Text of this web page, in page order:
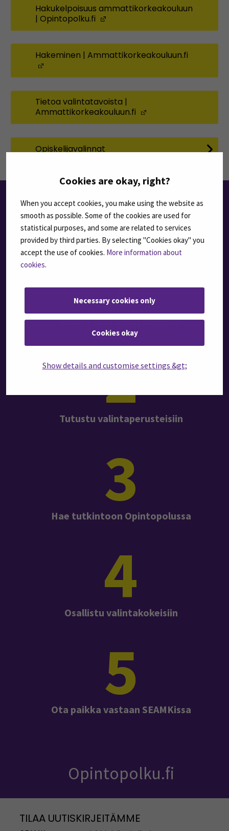
Cookies are okay, right?
When you accept cookies, you make using the website as
smooth as possible. Some of the cookies are used for
statistical purposes, and some are related to services
provided by third parties. By selecting "Cookies okay" you
accept the use of cookies. More information about
cookies.
Necessary cookies only
Cookies okay
Show details and customise settings &gt;
Hakukelpoisuus ammattikorkeakouluun
| Opintopolku.fi
Hakeminen | Ammattikorkeakouluun.fi
Tietoa valintatavoista |
Ammattikorkeakouluun.fi
Opiskelijavalinnat
NÄIN HAET SEAMKIIN
1
Valitse haluamasi tutkinto
2
Tutustu valintaperusteisiin
3
Hae tutkintoon Opintopolussa
4
Osallistu valintakokeisiin
5
Ota paikka vastaan SEAMKissa
Opintopolku.fi
TILAA UUTISKIRJEITÄMME